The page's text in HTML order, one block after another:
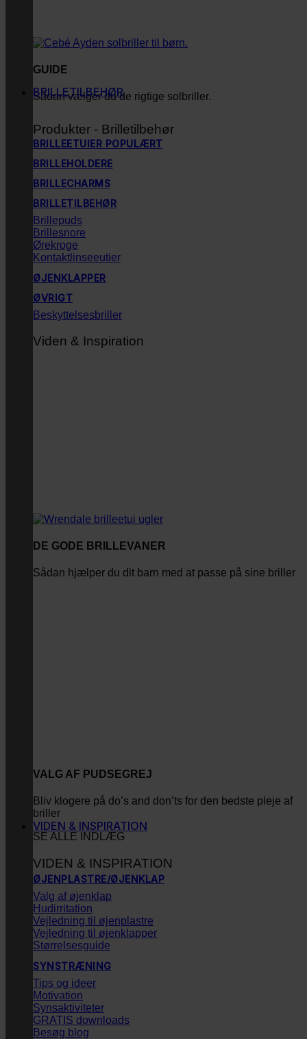
GUIDE
Sådan vælger du de rigtige solbriller.
BRILLETILBEHØR
Produkter - Brilletilbehør
BRILLEETUIER
BRILLEHOLDERE
BRILLECHARMS
BRILLETILBEHØR
Brillepuds
Brillesnore
Ørekroge
Kontaktlinseeutier
ØJENKLAPPER
ØVRIGT
Beskyttelsesbriller
Viden & Inspiration
DE GODE BRILLEVANER
Sådan hjælper du dit barn med at passe på sine briller
VALG AF PUDSEGREJ
Bliv klogere på do’s and don’ts for den bedste pleje af
briller
SE ALLE INDLÆG
VIDEN & INSPIRATION
VIDEN & INSPIRATION
ØJENPLASTRE/ØJENKLAP
Valg af øjenklap
Hudirritation
Vejledning til øjenplastre
Vejledning til øjenklapper
Størrelsesguide
SYNSTRÆNING
Tips og ideer
Motivation
Synsaktiviteter
GRATIS downloads
Besøg blog